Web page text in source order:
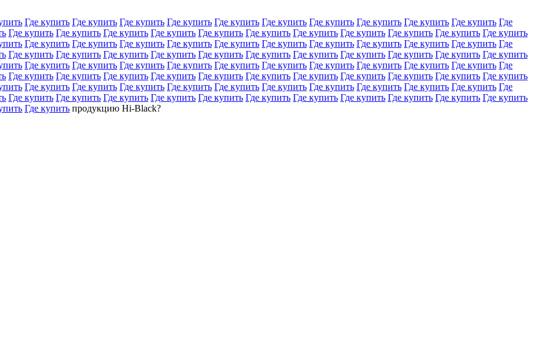
Где купить Где купить Где купить Где купить Где купить Где купить Где купить Где купить Где купить Где купить Где
Где купить Где купить Где купить Где купить Где купить Где купить Где купить Где купить Где купить Где купить Где купить
Где купить Где купить Где купить Где купить Где купить Где купить Где купить Где купить Где купить Где купить Где
Где купить Где купить Где купить Где купить Где купить Где купить Где купить Где купить Где купить Где купить Где купить
Где купить Где купить Где купить Где купить Где купить Где купить Где купить Где купить Где купить Где купить Где
Где купить Где купить Где купить Где купить Где купить Где купить Где купить Где купить Где купить Где купить Где купить
Где купить Где купить Где купить Где купить Где купить Где купить Где купить Где купить Где купить Где купить Где
Где купить Где купить Где купить Где купить Где купить Где купить Где купить Где купить Где купить Где купить Где купить
Где купить продукцию Hi-Black?